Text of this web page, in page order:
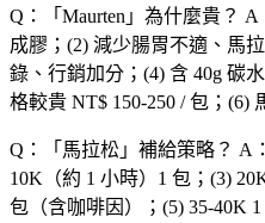
Q：「 Maurten 」為什麼貴？ A
成膠；(2) 減少腸胃不適、馬
錄、行銷加分；(4) 含 40g 碳
格較貴 NT$ 150-250 / 包；(6)
Q：「 馬拉松 」補給策略？ A
10K（約 1 小時）1 包；(3)
包（含咖啡因）；(5) 35-40K